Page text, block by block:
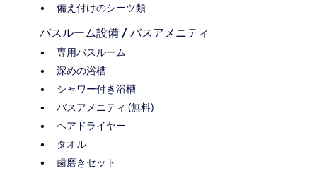
備え付けのシーツ類
バスルーム設備 / バスアメニティ
専用バスルーム
深めの浴槽
シャワー付き浴槽
バスアメニティ (無料)
ヘアドライヤー
タオル
歯磨きセット